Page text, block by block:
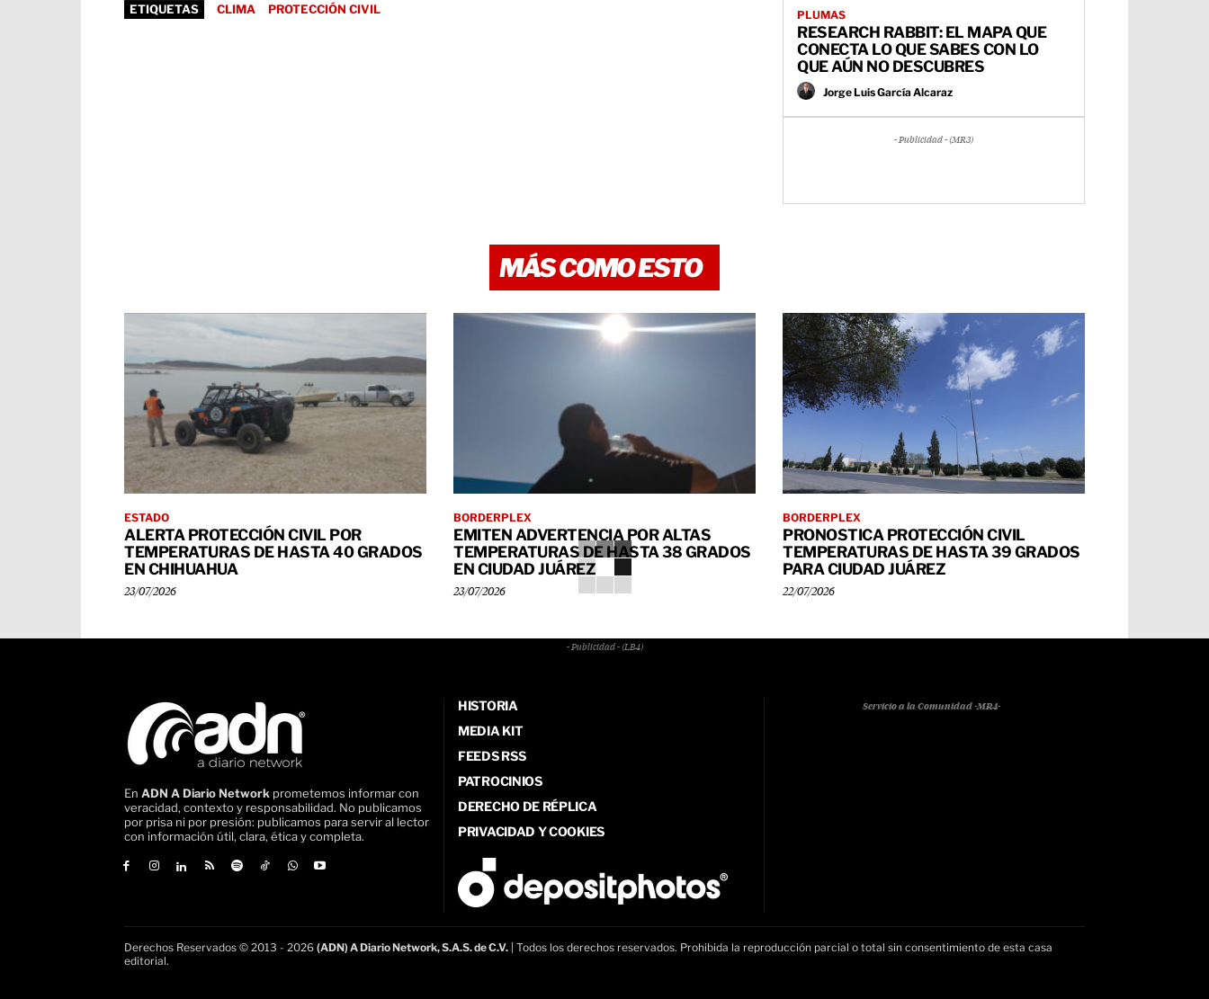
ETIQUETAS CLIMA PROTECCIÓN CIVIL PLUMAS
RESEARCH RABBIT: EL MAPA QUE
CONECTA LO QUE SABES CON LO
QUE AÚN NO DESCUBRES
Jorge Luis García Alcaraz
- Publicidad - (MR3)
MÁS COMO ESTO
ESTADO
ALERTA PROTECCIÓN CIVIL POR
TEMPERATURAS DE HASTA 40 GRADOS
EN CHIHUAHUA
23/07/2026
BORDERPLEX
EMITEN ADVERTENCIA POR ALTAS
TEMPERATURAS DE HASTA 38 GRADOS
EN CIUDAD JUÁREZ
23/07/2026
BORDERPLEX
PRONOSTICA PROTECCIÓN CIVIL
TEMPERATURAS DE HASTA 39 GRADOS
PARA CIUDAD JUÁREZ
22/07/2026
- Publicidad - (LB4)
En ADN A Diario Network prometemos informar con
veracidad, contexto y responsabilidad. No publicamos
por prisa ni por presión: publicamos para servir al lector
con información útil, clara, ética y completa.
HISTORIA
MEDIA KIT
FEEDS RSS
PATROCINIOS
DERECHO DE RÉPLICA
PRIVACIDAD Y COOKIES
Servicio a la Comunidad -MR4-
Derechos Reservados © 2013 - 2026 (ADN) A Diario Network, S.A.S. de C.V. | Todos los derechos reservados. Prohibida la reproducción parcial o total sin consentimiento de esta casa
editorial.